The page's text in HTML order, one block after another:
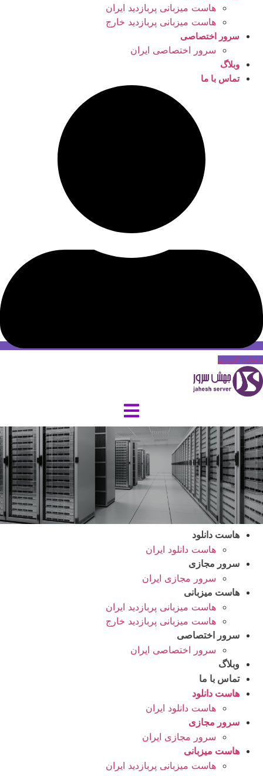
هاست میزبانی پربازدید ایران
هاست میزبانی پربازدید خارج
سرور اختصاصی
سرور اختصاصی ایران
وبلاگ
تماس با ما
حساب کاربری
هاست دانلود
هاست دانلود ایران
سرور مجازی
سرور مجازی ایران
هاست میزبانی
هاست میزبانی پربازدید ایران
هاست میزبانی پربازدید خارج
سرور اختصاصی
سرور اختصاصی ایران
وبلاگ
تماس با ما
هاست دانلود
هاست دانلود ایران
سرور مجازی
سرور مجازی ایران
هاست میزبانی
هاست میزبانی پربازدید ایران